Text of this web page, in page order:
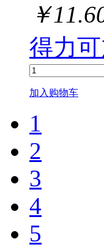
￥
得力
加入购物车
1
2
3
4
5